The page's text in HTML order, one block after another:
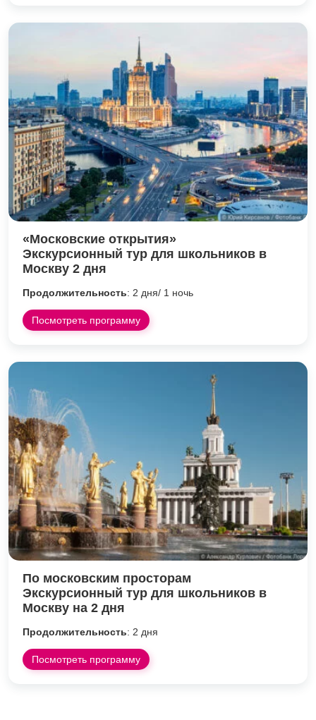
«Московские открытия»
Экскурсионный тур для школьников в
Москву 2 дня
Продолжительность: 2 дня/ 1 ночь
Посмотреть программу
По московским просторам
Экскурсионный тур для школьников в
Москву на 2 дня
Продолжительность: 2 дня
Посмотреть программу